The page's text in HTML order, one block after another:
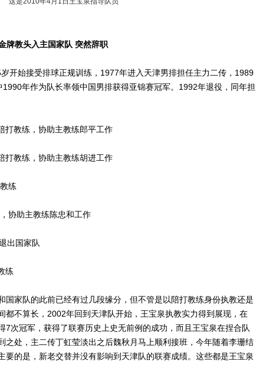
牌教头入主国家队 突然辞职
始接受排球正规训练，1977年进入天津男排担任主力二传，1989
年作为队长率领中国男排获得亚锦赛冠军。1992年退役，同年担
教练，协助主教练郎平工作
教练，协助主教练胡进工作
练
助主教练陈忠和工作
出国家队
练
家队的此前已经有过几段缘分，但不管是以陪打教练身份执教还是
都不算长，2002年回到天津队开始，王宝泉执教实力得到展现，在
7次冠军，获得了联赛历史上史无前例的成功，而且王宝泉在捏合队
之处，主二传丁虹莹淡出之后魏秋月马上顺利接班，今年随着李珊结
要的是，新老交替并没有影响到天津队的联赛成绩。这些都是王宝泉